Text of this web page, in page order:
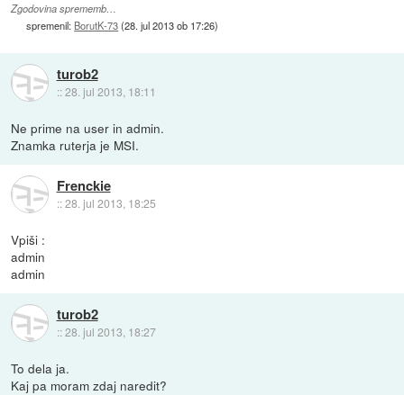
Zgodovina sprememb…
spremenil: BorutK-73(28. jul 2013 ob 17:26)
turob2
::28. jul 2013, 18:11
Ne prime na user in admin.
Znamka ruterja je MSI.
Frenckie
::28. jul 2013, 18:25
Vpiši :
admin
admin
turob2
::28. jul 2013, 18:27
To dela ja.
Kaj pa moram zdaj naredit?